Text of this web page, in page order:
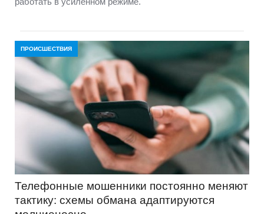
ПРОИСШЕСТВИЯ
Телефонные мошенники постоянно меняют
тактику: схемы обмана адаптируются